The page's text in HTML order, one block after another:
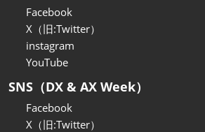
Facebook
X（旧:Twitter）
instagram
YouTube
SNS（DX & AX Week）
Facebook
X（旧:Twitter）